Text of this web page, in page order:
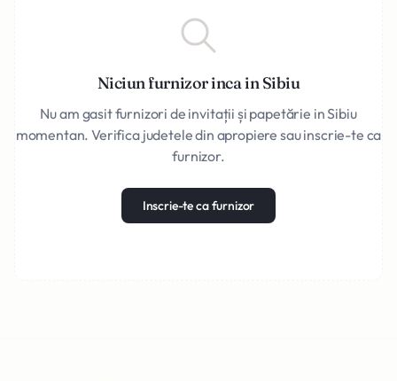
Niciun furnizor inca in Sibiu
Nu am gasit furnizori de invitații și papetărie in Sibiu
momentan. Verifica judetele din apropiere sau inscrie-te ca
furnizor.
Inscrie-te ca furnizor